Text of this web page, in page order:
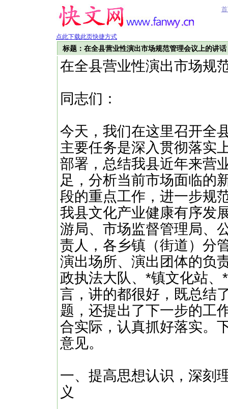
点此下载此页快捷方式
标题：在全县营业性演出市场规范管理会议上的讲话
在全县营业性演出市场规
同志们：
今天，我们在这里召开全
主要任务是深入贯彻落实
部署，总结我县近年来营
足，分析当前市场面临的
段的重点工作，进一步规
我县文化产业健康有序发
游局、市场监督管理局、
责人，各乡镇（街道）分
演出场所、演出团体的负
政执法大队、*镇文化站
言，讲的都很好，既总结
题，还提出了下一步的工
合实际，认真抓好落实。
意见。
一、提高思想认识，深刻
义